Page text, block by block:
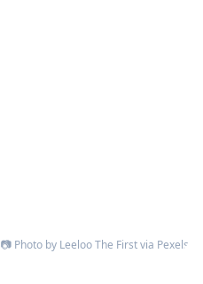
📷 Photo by Leeloo The First via Pexels